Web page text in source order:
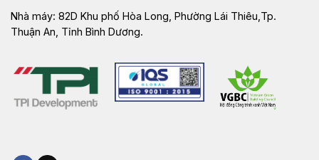
Nhà máy: 82D Khu phố Hòa Long, Phường Lái Thiêu,Tp.
Thuận An, Tỉnh Bình Dương.